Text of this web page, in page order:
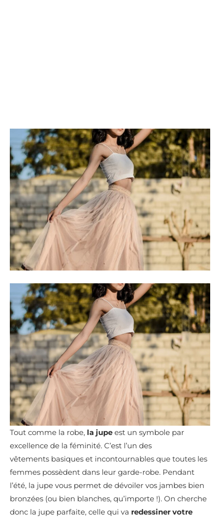
Tout comme la robe, la jupe est un symbole par
excellence de la féminité. C’est l’un des
vêtements basiques et incontournables que toutes les
femmes possèdent dans leur garde-robe. Pendant
l’été, la jupe vous permet de dévoiler vos jambes bien
bronzées (ou bien blanches, qu’importe !). On cherche
donc la jupe parfaite, celle qui va redessiner votre